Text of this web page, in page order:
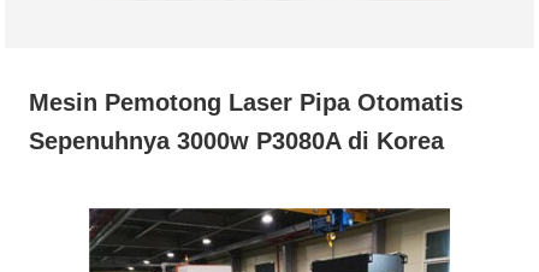
Mesin Pemotong Laser Pipa Otomatis
Sepenuhnya 3000w P3080A di Korea